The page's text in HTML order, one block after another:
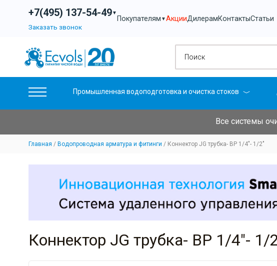
+7(495) 137-54-49▼
Заказать звонок
Покупателям ▼АкцииДилерамКонтактыСтатьи
Промышленная водоподготовка и очистка стоков
Все системы
Главная Водопроводная арматура и фитинги Коннектор JG трубка- ВР 1/4"- 1/2"
Коннектор JG трубка- ВР 1/4"- 1/